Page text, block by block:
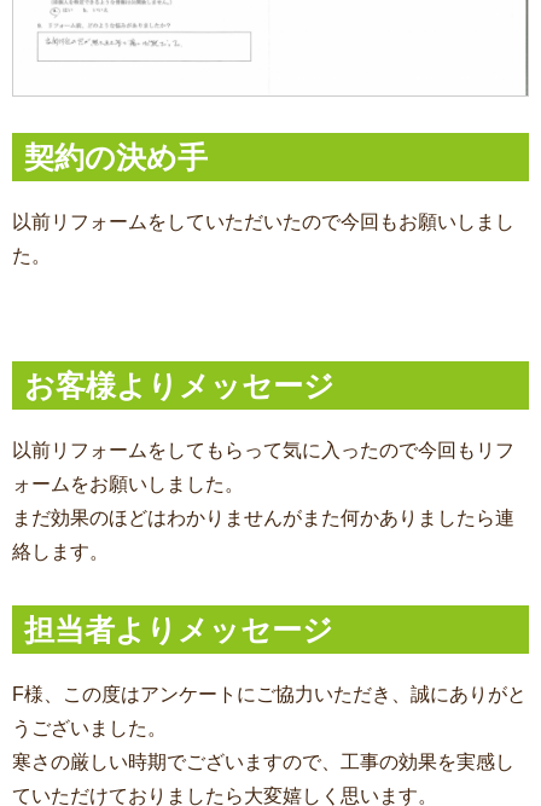
契約の決め手
以前リフォームをしていただいたので今回もお願いしまし
た。
お客様よりメッセージ
以前リフォームをしてもらって気に入ったので今回もリフ
ォームをお願いしました。
まだ効果のほどはわかりませんがまた何かありましたら連
絡します。
担当者よりメッセージ
F様、この度はアンケートにご協力いただき、誠にありがと
うございました。
寒さの厳しい時期でございますので、工事の効果を実感し
ていただけておりましたら大変嬉しく思います。